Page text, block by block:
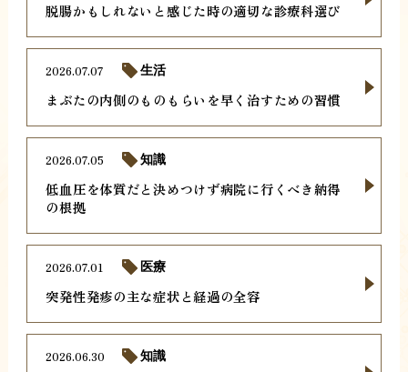
脱腸かもしれないと感じた時の適切な診療科選び
まぶたの内側のものもらいを早く治すための習慣
2026.07.07 生活
低血圧を体質だと決めつけず病院に行くべき納得
の根拠
2026.07.05 知識
突発性発疹の主な症状と経過の全容
2026.07.01 医療
2026.06.30 知識